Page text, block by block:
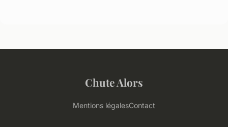
Chute Alors
Mentions légalesContact